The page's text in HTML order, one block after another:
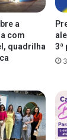
a
com
quadrilha
3ª